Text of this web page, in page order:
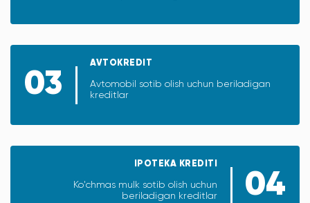
03
AVTOKREDIT
Avtomobil sotib olish uchun beriladigan
kreditlar
04
IPOTEKA KREDITI
Ko'chmas mulk sotib olish uchun
beriladigan kreditlar